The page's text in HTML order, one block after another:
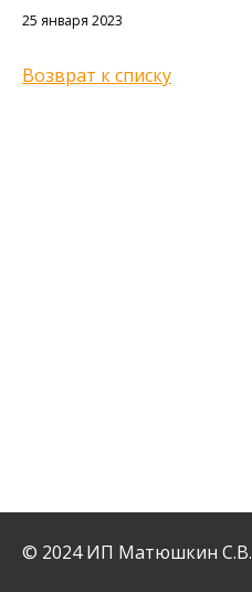
25 января 2023
Возврат к списку
© 2024 ИП Матюшкин С.В.